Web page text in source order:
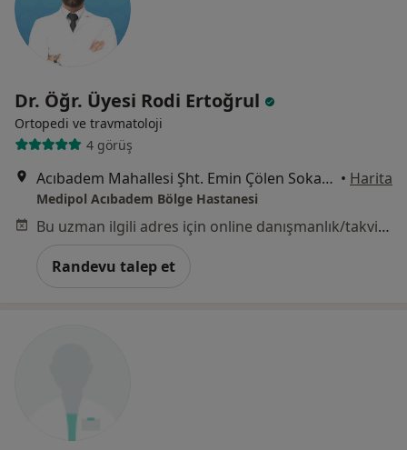
Dr. Öğr. Üyesi Rodi Ertoğrul
Ortopedi ve travmatoloji
4 görüş
Acıbadem Mahallesi Şht. Emin Çölen Sokağı No:4, Kadıköy • Harita
Medipol Acıbadem Bölge Hastanesi
Bu uzman ilgili adres için online danışmanlık/takvim sunmuyor.
Randevu talep et